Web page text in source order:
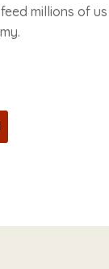
millions of